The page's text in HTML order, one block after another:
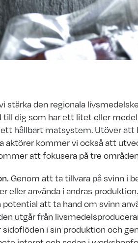
stärka den regionala
dig som har ett litet eller
hållbart matsystem. Utöver att
aktörer kommer vi också att
att fokusera på tre
Genom att ta tillvara på svinn i
eller använda i andras
att ta hand om svinn
utgår från
sidoflöden i sin produktion och